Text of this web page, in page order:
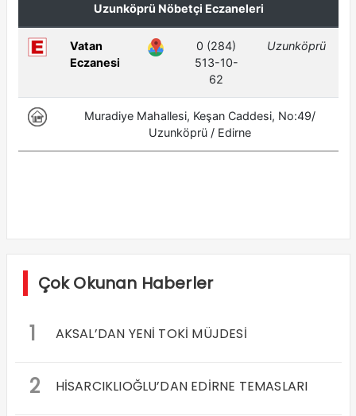
Çok Okunan Haberler
1 AKSAL’DAN YENİ TOKİ MÜJDESİ
2 HİSARCIKLIOĞLU’DAN EDİRNE TEMASLARI